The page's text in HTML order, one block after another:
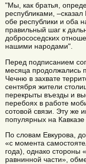
"Мы, как братья,
республиками,
обе республики и оба
правильный шаг к
добрососедских
нашими народами".
Перед подписанием
месяца продолжались
Чечню в захвате
сентября жители
перекрыты въезды и
перебоях в работе
сотовой связи. Эту же
популярных на Кавказе
По словам Евкурова,
«с момента
года), однако стороны
равнинной части»,